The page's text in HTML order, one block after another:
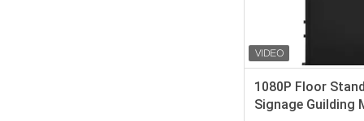
1080P Floor
Signage Guilding